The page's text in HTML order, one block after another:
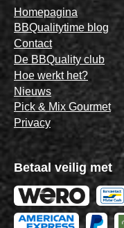
Homepagina
BBQualitytime blog
Contact
De BBQuality club
Hoe werkt het?
Nieuws
Pick & Mix Gourmet
Privacy
Betaal veilig met